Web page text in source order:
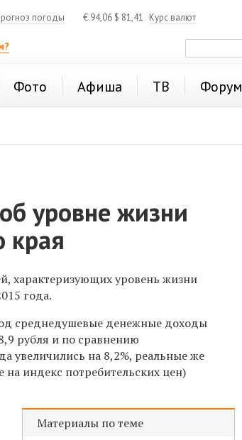
погоды € 94,06 $ 81,41 Курс валют
Фото Афиша ТВ Форум
уровне жизни
края
характеризующих уровень жизни
года.
среднедушевые денежные доходы
рубля и по сравнению
увеличились на 8,2%, реальные же
индекс потребительских цен)
Материалы по теме